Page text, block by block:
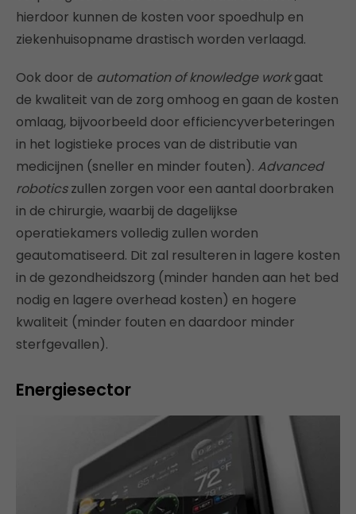
hierdoor kunnen de kosten voor spoedhulp en
ziekenhuisopname drastisch worden verlaagd.
Ook door de automation of knowledge workgaat
de kwaliteit van de zorg omhoog en gaan de kosten
omlaag, bijvoorbeeld door efficiencyverbeteringen
in het logistieke proces van de distributie van
medicijnen (sneller en minder fouten). Advanced
roboticszullen zorgen voor een aantal doorbraken
in de chirurgie, waarbij de dagelijkse
operatiekamers volledig zullen worden
geautomatiseerd. Dit zal resulteren in lagere kosten
in de gezondheidszorg (minder handen aan het bed
nodig en lagere overhead kosten) en hogere
kwaliteit (minder fouten en daardoor minder
sterfgevallen).
Energiesector